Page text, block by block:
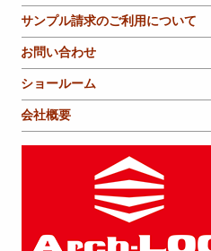
サンプル請求のご利用について
お問い合わせ
ショールーム
会社概要